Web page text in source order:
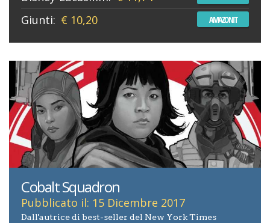
Giunti: € 10,20 AMAZONIT
Cobalt Squadron
Pubblicato il: 15 Dicembre 2017
Dall'autrice di best-seller del New York Times